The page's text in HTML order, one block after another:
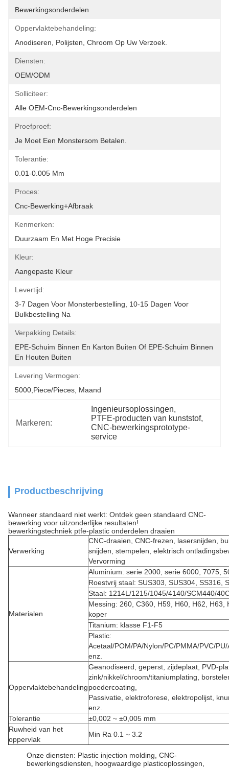
Bewerkingsonderdelen
Oppervlaktebehandeling:
Anodiseren, Polijsten, Chroom Op Uw Verzoek.
Diensten:
OEM/ODM
Solliciteer:
Alle OEM-Cnc-Bewerkingsonderdelen
Proefproef:
Je Moet Een Monstersom Betalen.
Tolerantie:
0.01-0.005 Mm
Proces:
Cnc-Bewerking+afbraak
Kenmerken:
Duurzaam En Met Hoge Precisie
Kleur:
Aangepaste Kleur
Levertijd:
3-7 Dagen Voor Monsterbestelling, 10-15 Dagen Voor
Bulkbestelling Na
Verpakking Details:
EPE-Schuim Binnen En Karton Buiten Of EPE-Schuim Binnen
En Houten Buiten
Levering Vermogen:
5000,Piece/Pieces, Maand
Markeren:
Ingenieursoplossingen,
PTFE-producten van kunststof,
CNC-bewerkingsprototype-
service
Productbeschrijving
Wanneer standaard niet werkt: Ontdek geen standaard CNC-
bewerking voor uitzonderlijke resultaten!
bewerkingstechniek ptfe-plastic onderdelen draaien
Verwerking
CNC-draaien, CNC-frezen, lasersnijden,
snijden, stempelen, elektrisch
Vervorming
Materialen
Aluminium: serie 2000, serie 6000, 7075,
Roestvrij staal: SUS303, SUS304, SS316,
Staal: 1214L/1215/1045/4140/SCM440/
Messing: 260, C360, H59, H60, H62, H63,
koper
Titanium: klasse F1-F5
Plastic:
Acetaal/POM/PA/Nylon/PC/PMMA/PVC/
enz.
Oppervlaktebehandeling
Geanodiseerd, geperst, zijdeplaat, PVD-
zink/nikkel/chroom/titaniumplating,
poedercoating,
Passivatie, elektroforese, elektropolijst,
enz.
Tolerantie
±0,002 ~ ±0,005 mm
Ruwheid van het
oppervlak
Min Ra 0.1 ~ 3.2
Onze diensten: Plastic injection molding, CNC-
bewerkingsdiensten, hoogwaardige plasticoplossingen,